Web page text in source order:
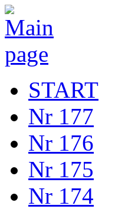
START
Nr 177
Nr 176
Nr 175
Nr 174